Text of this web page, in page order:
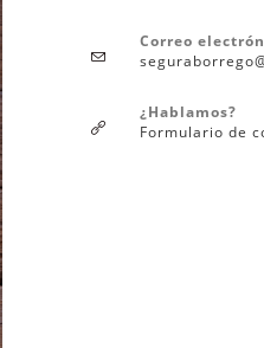
Correo
¿Hablamos?
Formulario de